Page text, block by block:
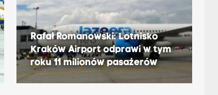
Rafał Romanowski: Lotnisko
Kraków Airport odprawi w tym
roku 11 milionów pasażerów